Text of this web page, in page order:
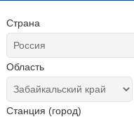
Страна
Область
Станция (город)